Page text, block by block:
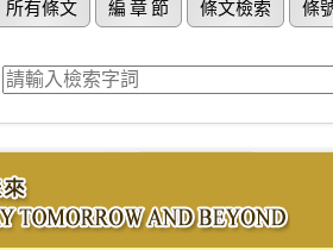
所有條文 編 章 節 條文檢索 條